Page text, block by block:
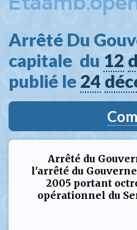
Arrêté Du
capitale  du 12
publié le 24
Arrêté du
l'arrêté du
2005 portant
opérationnel du